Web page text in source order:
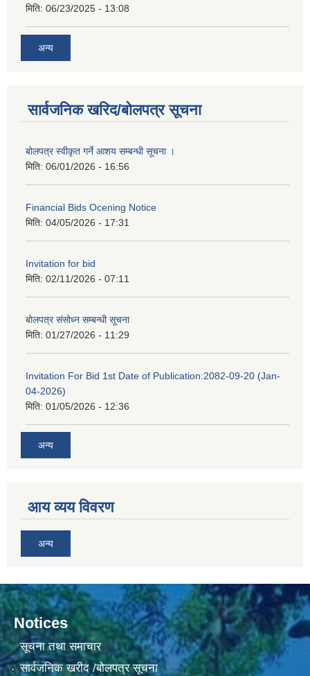
मिति: 06/23/2025 - 13:08
अन्य
सार्वजनिक खरिद/बोलपत्र सूचना
बोलपत्र स्वीकृत गर्ने आशय सम्बन्धी सूचना ।
मिति: 06/01/2026 - 16:56
Financial Bids Ocening Notice
मिति: 04/05/2026 - 17:31
Invitation for bid
मिति: 02/11/2026 - 07:11
बोलपत्र संसोध्न सम्बन्धी सूचना
मिति: 01/27/2026 - 11:29
Invitation For Bid 1st Date of Publication:2082-09-20 (Jan-
04-2026)
मिति: 01/05/2026 - 12:36
अन्य
आय व्यय विवरण
अन्य
Notices
सूचना तथा समाचार
सार्वजनिक खरीद /बोलपत्र सूचना